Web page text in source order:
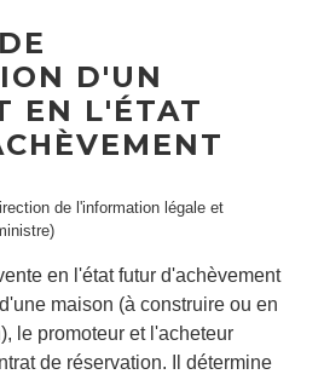
D'UN
EN L'ÉTAT
de l'information légale et
en l'état futur d'achèvement
maison (à construire ou en
le promoteur et l'acheteur
de réservation. Il détermine